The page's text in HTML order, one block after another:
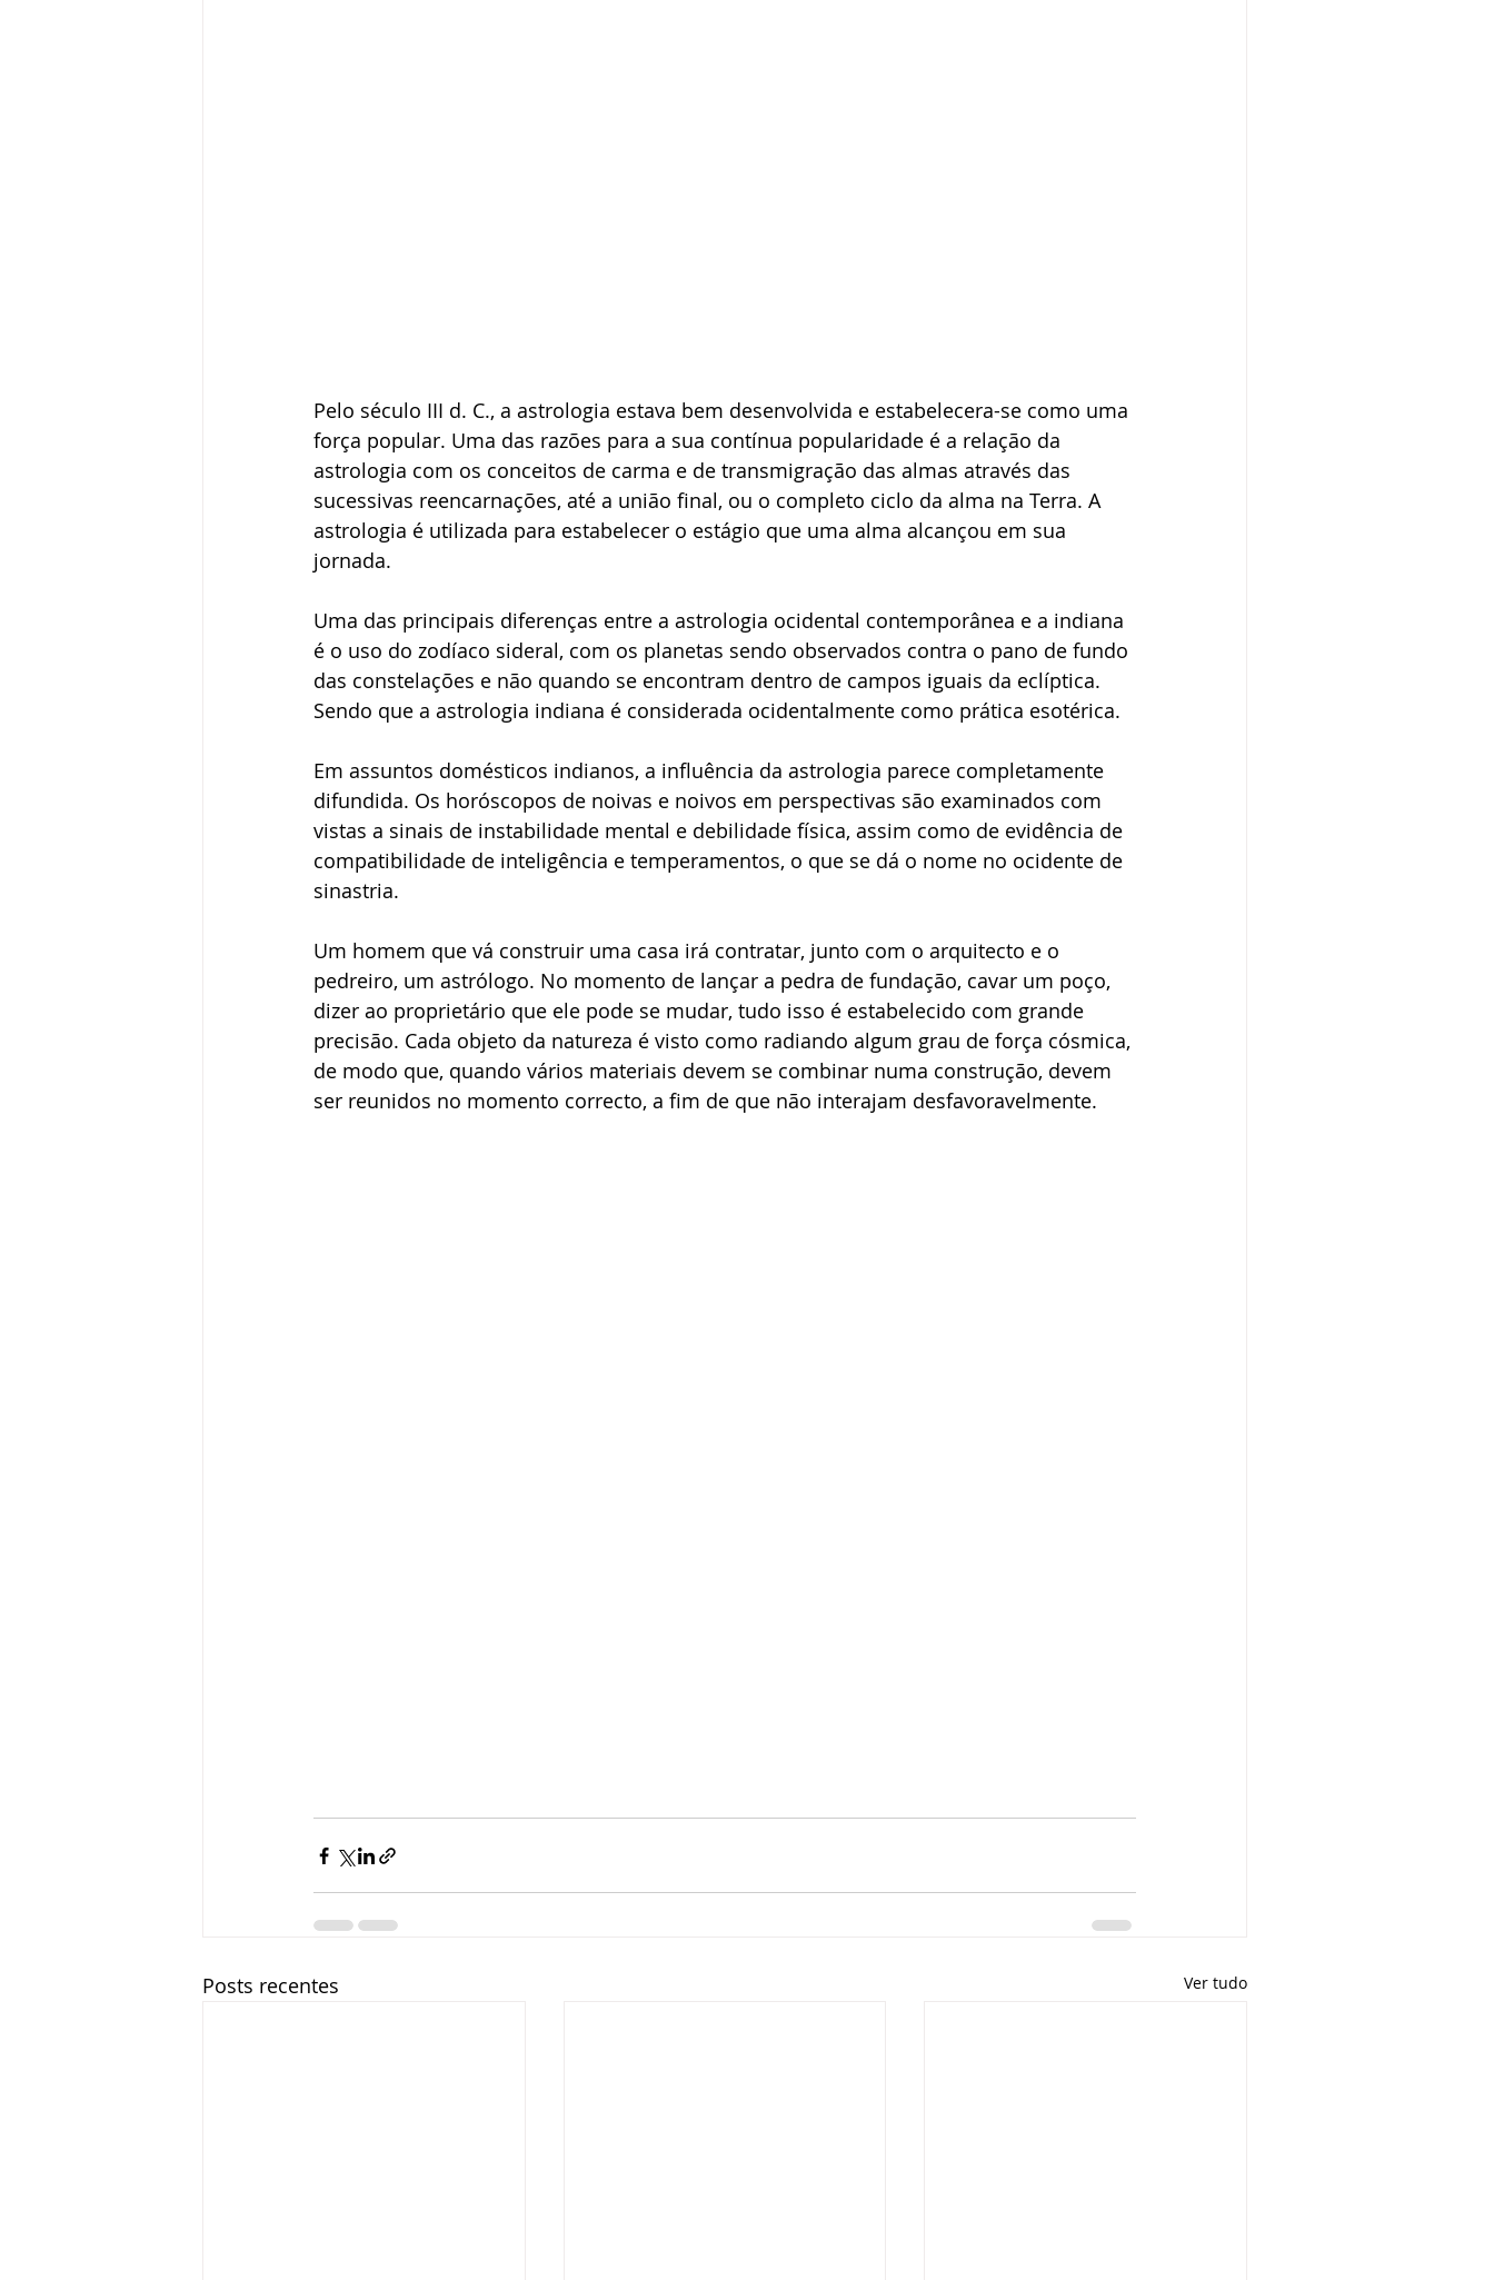
Pelo século III d. C., a astrologia estava bem desenvolvida e estabelecera-se como uma
força popular. Uma das razões para a sua contínua popularidade é a relação da
astrologia com os conceitos de carma e de transmigração das almas através das
sucessivas reencarnações, até a união final, ou o completo ciclo da alma na Terra. A
astrologia é utilizada para estabelecer o estágio que uma alma alcançou em sua
jornada.
Uma das principais diferenças entre a astrologia ocidental contemporânea e a indiana
é o uso do zodíaco sideral, com os planetas sendo observados contra o pano de fundo
das constelações e não quando se encontram dentro de campos iguais da eclíptica.
Sendo que a astrologia indiana é considerada ocidentalmente como prática esotérica.
Em assuntos domésticos indianos, a influência da astrologia parece completamente
difundida. Os horóscopos de noivas e noivos em perspectivas são examinados com
vistas a sinais de instabilidade mental e debilidade física, assim como de evidência de
compatibilidade de inteligência e temperamentos, o que se dá o nome no ocidente de
sinastria.
Um homem que vá construir uma casa irá contratar, junto com o arquitecto e o
pedreiro, um astrólogo. No momento de lançar a pedra de fundação, cavar um poço,
dizer ao proprietário que ele pode se mudar, tudo isso é estabelecido com grande
precisão. Cada objeto da natureza é visto como radiando algum grau de força cósmica,
de modo que, quando vários materiais devem se combinar numa construção, devem
ser reunidos no momento correcto, a fim de que não interajam desfavoravelmente.
Posts recentes Ver tudo